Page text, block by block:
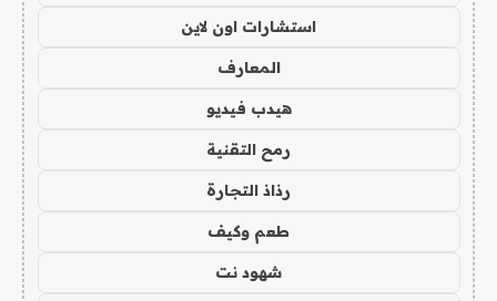
استشارات اون لاين
المعارف
هيدب فيديو
رمح التقنية
رذاذ التجارة
طعم وكيف
شهود نت